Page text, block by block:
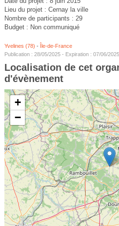
Lieu du projet : Cernay la ville
Nombre de participants : 29
Budget : Non communiqué
Yvelines (78) - Île-de-France
Publication : 28/05/2025 - Expiration : 07/06/2025
Localisation de cet
d'évènement
+
−